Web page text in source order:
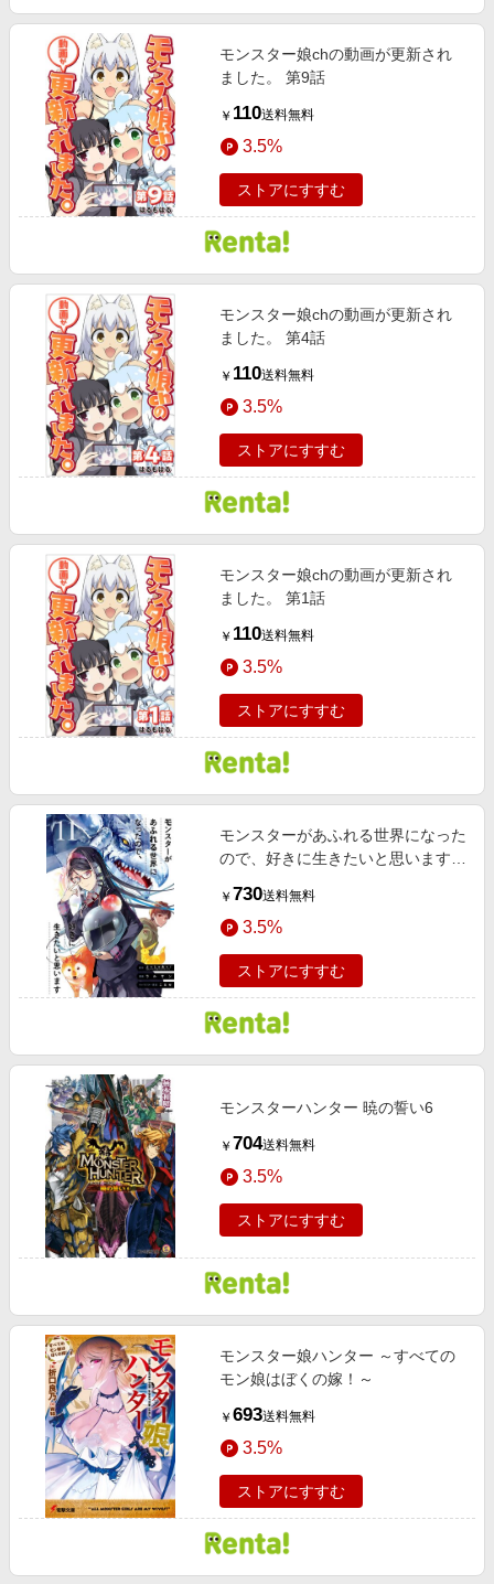
モンスター娘chの動画が更新され
ました。 第9話
￥ 110送料無料
3.5%
ストアにすすむ
モンスター娘chの動画が更新され
ました。 第4話
￥ 110送料無料
3.5%
ストアにすすむ
モンスター娘chの動画が更新され
ました。 第1話
￥ 110送料無料
3.5%
ストアにすすむ
モンスターがあふれる世界になった
ので、好きに生きたいと思います
￥ 730送料無料
3.5%
ストアにすすむ
モンスターハンター 暁の誓い6
￥ 704送料無料
3.5%
ストアにすすむ
モンスター娘ハンター ～すべての
モン娘はぼくの嫁！～
￥ 693送料無料
3.5%
ストアにすすむ